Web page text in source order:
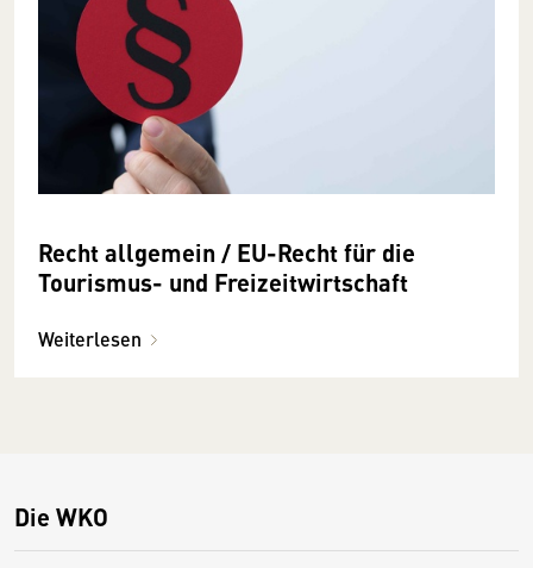
Recht allgemein / EU-Recht für die
Tourismus- und Freizeitwirtschaft
Weiterlesen
Die WKO